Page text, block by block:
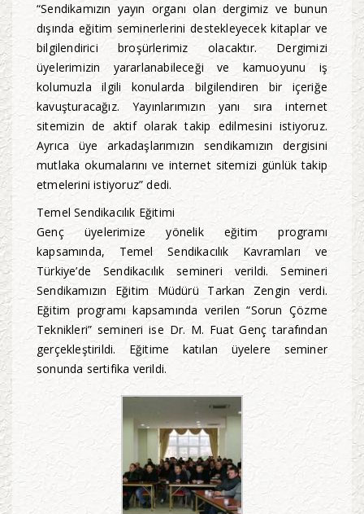
“Sendikamızın yayın organı olan dergimiz ve bunun
dışında eğitim seminerlerini destekleyecek kitaplar ve
bilgilendirici broşürlerimiz olacaktır. Dergimizi
üyelerimizin yararlanabileceği ve kamuoyunu iş
kolumuzla ilgili konularda bilgilendiren bir içeriğe
kavuşturacağız. Yayınlarımızın yanı sıra internet
sitemizin de aktif olarak takip edilmesini istiyoruz.
Ayrıca üye arkadaşlarımızın sendikamızın dergisini
mutlaka okumalarını ve internet sitemizi günlük takip
etmelerini istiyoruz” dedi.
Temel Sendikacılık Eğitimi
Genç üyelerimize yönelik eğitim programı
kapsamında, Temel Sendikacılık Kavramları ve
Türkiye’de Sendikacılık semineri verildi. Semineri
Sendikamızın Eğitim Müdürü Tarkan Zengin verdi.
Eğitim programı kapsamında verilen “Sorun Çözme
Teknikleri” semineri ise Dr. M. Fuat Genç tarafından
gerçekleştirildi. Eğitime katılan üyelere seminer
sonunda sertifika verildi.